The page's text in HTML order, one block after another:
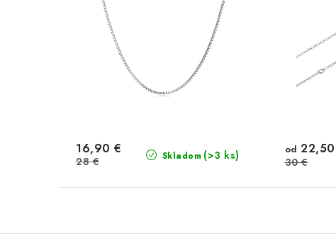
Skladom (>3 ks)
16,90 €
28 €
od
30 €